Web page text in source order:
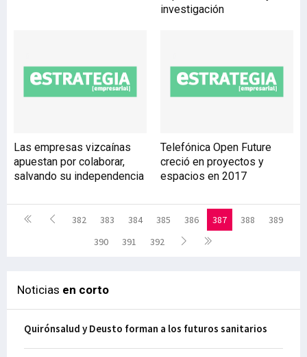
investigación
Las empresas vizcaínas
apuestan por colaborar,
salvando su independencia
Telefónica Open Future
creció en proyectos y
espacios en 2017
382 383 384 385 386 387 388
389
390
391 392
Noticias en corto
Quirónsalud y Deusto forman a los futuros sanitarios